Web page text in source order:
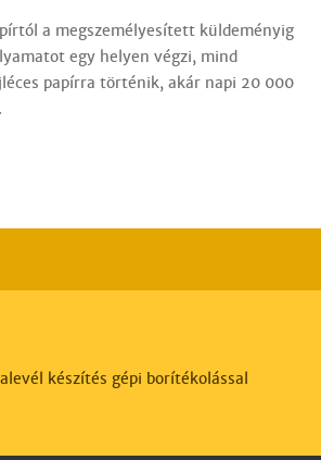
a megszemélyesített küldeményig
egy helyen végzi, mind
papírra történik, akár napi 20 000
készítés gépi borítékolással